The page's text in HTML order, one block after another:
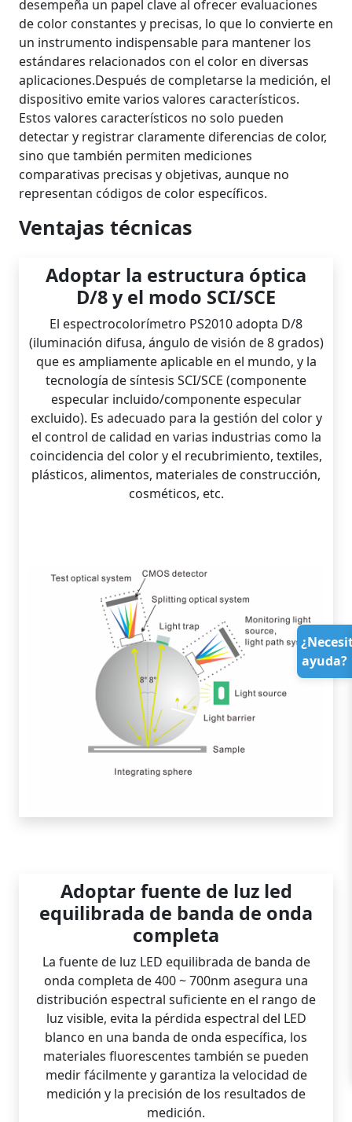
desempeña un papel clave al ofrecer evaluaciones
de color constantes y precisas, lo que lo convierte en
un instrumento indispensable para mantener los
estándares relacionados con el color en diversas
aplicaciones.Después de completarse la medición, el
dispositivo emite varios valores característicos.
Estos valores característicos no solo pueden
detectar y registrar claramente diferencias de color,
sino que también permiten mediciones
comparativas precisas y objetivas, aunque no
representan códigos de color específicos.
Ventajas técnicas
Adoptar la estructura óptica
D/8 y el modo SCI/SCE
El espectrocolorímetro PS2010 adopta D/8
(iluminación difusa, ángulo de visión de 8 grados)
que es ampliamente aplicable en el mundo, y la
tecnología de síntesis SCI/SCE (componente
especular incluido/componente especular
excluido). Es adecuado para la gestión del color y
el control de calidad en varias industrias como la
coincidencia del color y el recubrimiento, textiles,
plásticos, alimentos, materiales de construcción,
cosméticos, etc.
Adoptar fuente de luz led
equilibrada de banda de onda
completa
La fuente de luz LED equilibrada de banda de
onda completa de 400 ~ 700nm asegura una
distribución espectral suficiente en el rango de
luz visible, evita la pérdida espectral del LED
blanco en una banda de onda específica, los
materiales fluorescentes también se pueden
medir fácilmente y garantiza la velocidad de
medición y la precisión de los resultados de
medición.
ayuda?